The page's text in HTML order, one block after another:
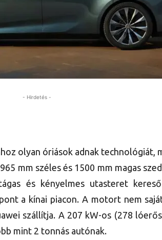
- Hirdetés -
olyan óriások adnak technológiát,
mm széles és 1500 mm magas
és kényelmes utasteret kereső
a kínai piacon. A motort nem
szállítja. A 207 kW-os (278
mint 2 tonnás autónak.